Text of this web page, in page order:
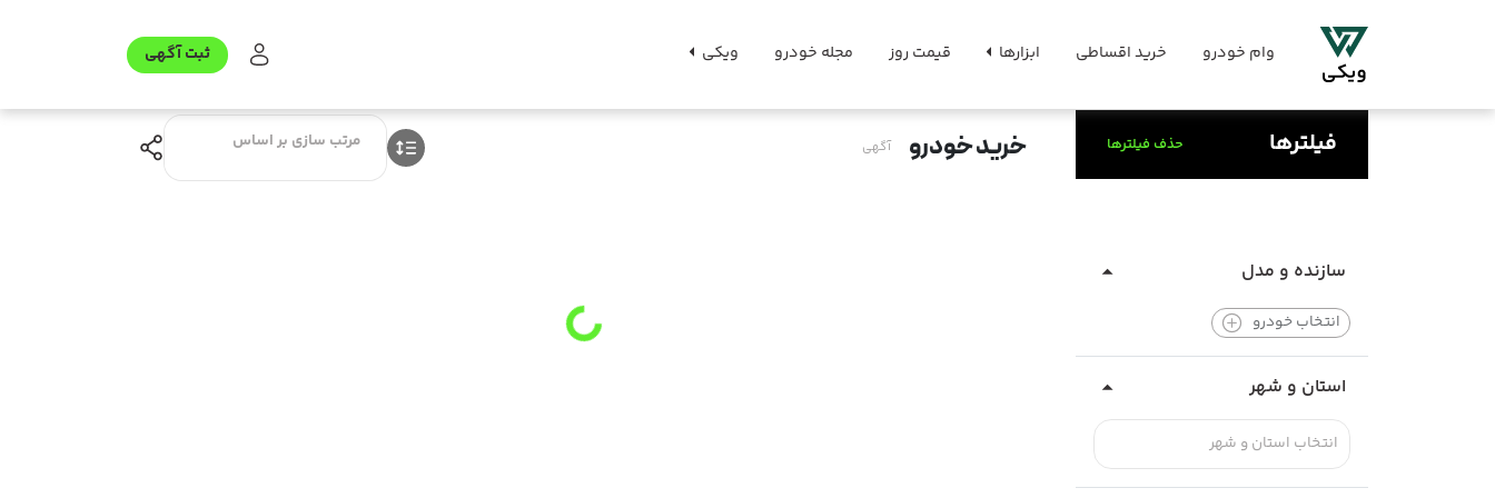
وام خودرو خرید اقساطی ابزارها قیمت روز مجله خودرو ویکی ثبت آگهی
فیلترها حذف فیلترها
سازنده و مدل
انتخاب خودرو
استان و شهر
انتخاب استان و شهر
خرید خودرو آگهی مرتب سازی بر اساس
g
.